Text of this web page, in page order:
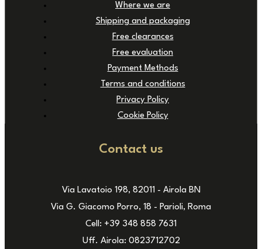
Where we are
Shipping and packaging
Free clearances
Free evaluation
Payment Methods
Terms and conditions
Privacy Policy
Cookie Policy
Contact us
Via Lavatoio 198, 82011 - Airola BN
Via G. Giacomo Porro, 18 - Parioli, Roma
Cell: +39 348 858 7631
Uff. Airola: 0823712702